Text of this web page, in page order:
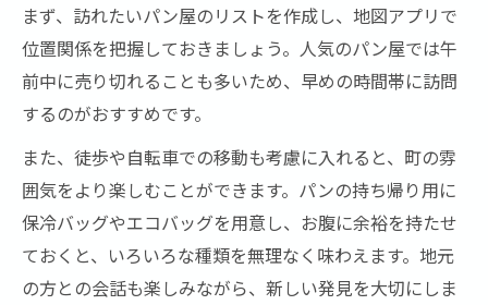
まず、訪れたいパン屋のリストを作成し、地図アプリで
位置関係を把握しておきましょう。人気のパン屋では午
前中に売り切れることも多いため、早めの時間帯に訪問
するのがおすすめです。
また、徒歩や自転車での移動も考慮に入れると、町の雰
囲気をより楽しむことができます。パンの持ち帰り用に
保冷バッグやエコバッグを用意し、お腹に余裕を持たせ
ておくと、いろいろな種類を無理なく味わえます。地元
の方との会話も楽しみながら、新しい発見を大切にしま